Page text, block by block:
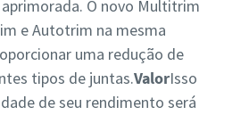
O novo Multitrim
e Autotrim na mesma
uma redução de
tipos de juntas.ValorIsso
de seu rendimento será